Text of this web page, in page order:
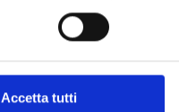
Accetta tutti